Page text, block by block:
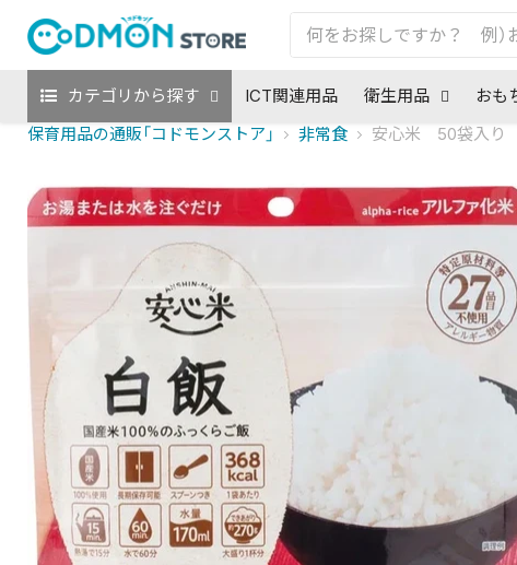
カテゴリから探す ICT関連用品 衛生用品 おも
保育用品の通販「コドモンストア」
非常食 安心米 50袋入